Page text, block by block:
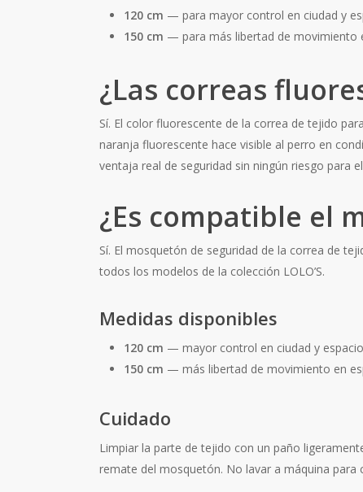
120 cm — para mayor control en ciudad y
150 cm — para más libertad de movimiento
¿Las correas
Sí. El color fluorescente de la correa de tejido
naranja fluorescente hace visible al perro en
ventaja real de seguridad sin ningún riesgo para
¿Es compatible el
Sí. El mosquetón de seguridad de la correa de
todos los modelos de la colección LOLO’S.
Medidas disponibles
120 cm — mayor control en ciudad y
150 cm — más libertad de movimiento en
Cuidado
Limpiar la parte de tejido con un paño
remate del mosquetón. No lavar a máquina para